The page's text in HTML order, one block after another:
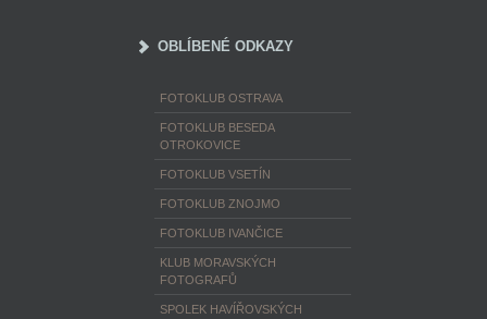
OBLÍBENÉ ODKAZY
FOTOKLUB OSTRAVA
FOTOKLUB BESEDA
OTROKOVICE
FOTOKLUB VSETÍN
FOTOKLUB ZNOJMO
FOTOKLUB IVANČICE
KLUB MORAVSKÝCH
FOTOGRAFŮ
SPOLEK HAVÍŘOVSKÝCH